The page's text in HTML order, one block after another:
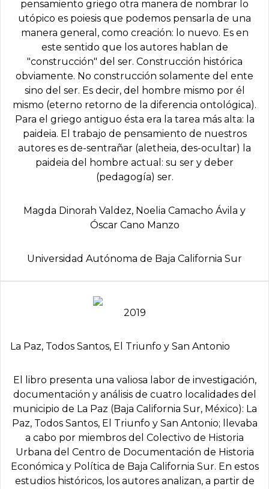
pensamiento griego otra manera de nombrar lo
utópico es poiesis que podemos pensarla de una
manera general, como creación: lo nuevo. Es en
este sentido que los autores hablan de
"construcción" del ser. Construcción histórica
obviamente. No construcción solamente del ente
sino del ser. Es decir, del hombre mismo por él
mismo (eterno retorno de la diferencia ontológica).
Para el griego antiguo ésta era la tarea más alta: la
paideia. El trabajo de pensamiento de nuestros
autores es de-sentrañar (aletheia, des-ocultar) la
paideia del hombre actual: su ser y deber
(pedagogía) ser.
Magda Dinorah Valdez, Noelia Camacho Ávila y
Óscar Cano Manzo
Universidad Autónoma de Baja California Sur
2019
La Paz, Todos Santos, El Triunfo y San Antonio
El libro presenta una valiosa labor de investigación,
documentación y análisis de cuatro localidades del
municipio de La Paz (Baja California Sur, México): La
Paz, Todos Santos, El Triunfo y San Antonio; llevaba
a cabo por miembros del Colectivo de Historia
Urbana del Centro de Documentación de Historia
Económica y Política de Baja California Sur. En estos
estudios históricos, los autores analizan, a partir de